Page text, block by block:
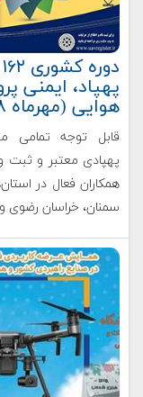
پهپاد، ایمنی
هوایی (مهرماه ۹۸، بجنورد)
قابل توجه تمامی
پهپادی معتبر و ثبت
همکاران فعال در
سمنان، خراسان رضوی